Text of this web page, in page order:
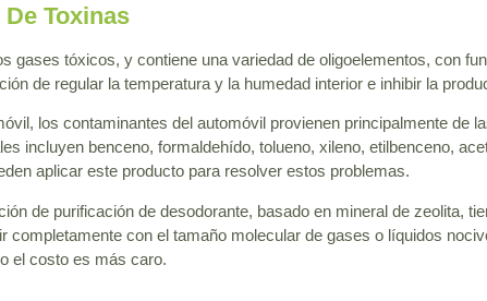
Toxinas
gases tóxicos, y contiene una variedad de oligoelementos, con
de regular la temperatura y la humedad interior e inhibir la
los contaminantes del automóvil provienen principalmente
incluyen benceno, formaldehído, tolueno, xileno, etilbenceno,
aplicar este producto para resolver estos problemas.
de purificación de desodorante, basado en mineral de zeolita,
completamente con el tamaño molecular de gases o líquidos
el costo es más caro.